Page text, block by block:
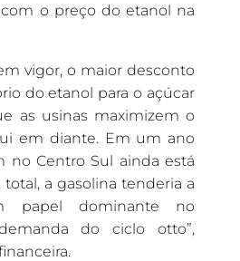
o preço do etanol na
vigor, o maior desconto
do etanol para o açúcar
as usinas maximizem o
em diante. Em um ano
no Centro Sul ainda está
a gasolina tenderia a
papel dominante no
do ciclo otto”,